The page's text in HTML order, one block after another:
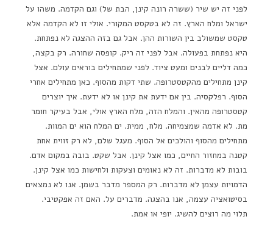
לפני זה יש שיר (ששרה רונה קינן, הבת של) וגם הקדמה. משהו על
ישראל ומלח הארץ. זה לא בטקסט המקורי. אולי זו לא הקדמה אלא
טקסט שמשולב בין השורות ההן. אבל גם בזה ההצגה לא נפתחת.
היא נפתחת בפעולה. אבל לפני זה ריק. קופסה שחורה. רק בקצה,
כמה דליים לבנים ומעט ציוד. לפני שמתחילים בוראים עולם. אצל
קינן מתחילים מהקטסטרופה. שתי דקות מהסוף. כאן מתחילים אחרי
הסוף. רפלקסיה. בין אם ידעת את קינן או לא ידעת. איך יוצרים
קטסטרופה מהאין. והמלח הזה, מלח הארץ אולי, אבל בעיקר חומר
מת. לא אדמה שמצמיחה. מלח, ממית. ים המלח הוא ים המוות.
מתחילים מהסוף והולכים אל הסוף. מעגל שלם, לא רק זווית אחת
קטנה במחזור החיים, כמו אצל קינן. אבל שקט. בובה במקום אדם.
בובות לא מדברות. זה לא נאומים וצעקות ולחישות כמו אצל קינן.
הדמויות עצמן לא מדברות. רק המספר מדבר בשמן. אנו לא נמצאים
בסיטואציה עצמה, אנו בהצגה. מדברים על. האם זה אפקטיבי.
תלוי מה רוצים להשיג. יופי או אמת.